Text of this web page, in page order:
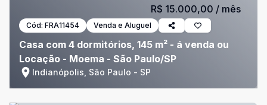
Cód: FRA11454 Venda e Aluguel
Casa com 4 dormitórios, 145 m² - á venda ou
Locação - Moema - São Paulo/SP
Indianópolis, São Paulo - SP
R$ 15.000,00 / mês